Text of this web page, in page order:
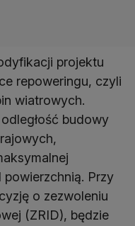
projektu
repoweringu, czyli
wiatrowych.
budowy
Przy
o zezwoleniu
(ZRID), będzie